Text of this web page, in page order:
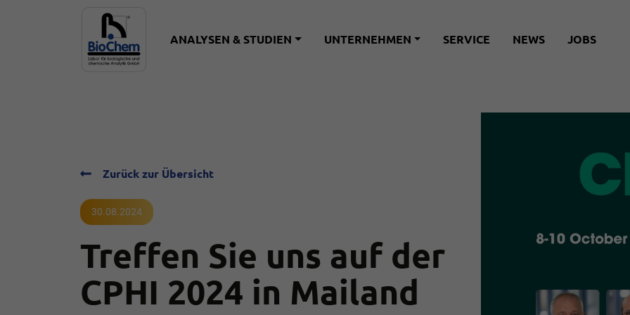
ANALYSEN & STUDIEN UNTERNEHMEN SERVICE NEWS JOBS
Zurück zur Übersicht
30.08.2024
Treffen Sie uns auf der
CPHI 2024 in Mailand